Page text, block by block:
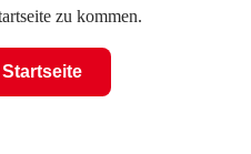
zu kommen.